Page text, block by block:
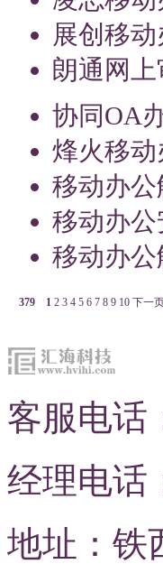
展创移
朗通网
协同OA
烽火移
移动办
移动办
移动办
379 1 2 3 4 5 6 7 8 9 10 下一
客服电话
经理电话
地址：铁